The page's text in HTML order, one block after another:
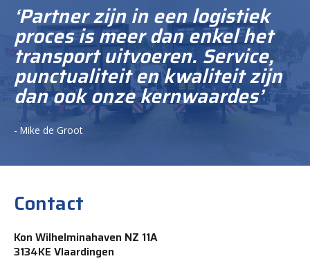
‘Partner zijn in een logistiek
proces is meer dan enkel het
transport uitvoeren. Service,
punctualiteit en kwaliteit zijn
dan ook onze kernwaardes’
- Mike de Groot
Contact
Kon Wilhelminahaven NZ 11A
3134KE Vlaardingen